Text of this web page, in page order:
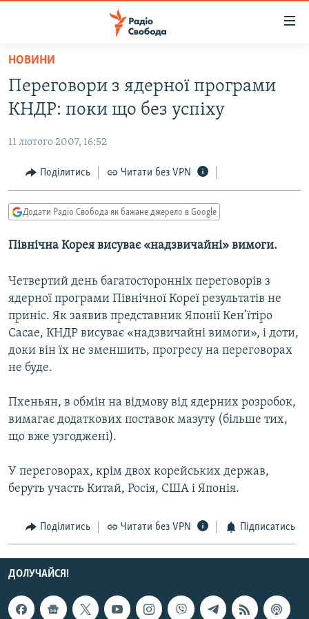
Перейти
основного
матеріалу
до
навігації
Перейти
до
ВСЕ ЗА ДОБУ
ПОЛІТИКА
ЕКОНОМІКА
КУЛЬТУРА
СПОРТ
СВІТ
ВІЙНА
РОСІЙСЬКА «ФІЛЬТРАЦІЯ»
КРИМ.РЕАЛІЇ
ТИ ЯК?
КИТАЙ.ВИКЛИКИ
МУЛЬТИМЕДІА
ФОТО
СПЕЦПРОЄКТИ
ПОДКАСТИ
КРИМ РЕАЛІЇ
УКР
НОВИНИ
Переговори з ядерної програми
КНДР: поки що без успіху
11 лютого 2007, 16:52
Поділитись Читати без VPN
Додати Радіо Свобода як бажане джерело в Google
Північна Корея висуває «надзвичайні» вимоги.
Четвертий день багатосторонніх переговорів з
ядерної програми Північної Кореї результатів не
приніс. Як заявив представник Японії Кен’їтіро
Сасае, КНДР висуває «надзвичайні вимоги», і доти,
доки він їх не зменшить, прогресу на переговорах
не буде.
Пхеньян, в обмін на відмову від ядерних розробок,
вимагає додаткових поставок мазуту (більше тих,
що вже узгоджені).
У переговорах, крім двох корейських держав,
беруть участь Китай, Росія, США і Японія.
Поділитись Читати без VPN Підписатись
ДОЛУЧАЙСЯ!